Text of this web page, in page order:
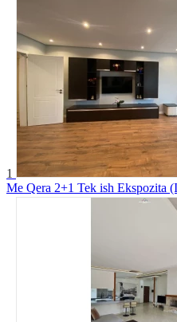
1
Me Qera 2+1 Tek ish Ekspozita